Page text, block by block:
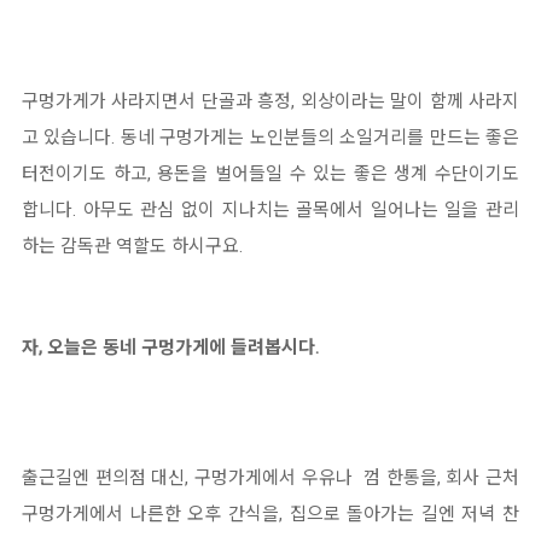
구멍가게가 사라지면서 단골과 흥정, 외상이라는 말이 함께 사라지
고 있습니다. 동네 구멍가게는 노인분들의 소일거리를 만드는 좋은
터전이기도 하고, 용돈을 벌어들일 수 있는 좋은 생계 수단이기도
합니다. 아무도 관심 없이 지나치는 골목에서 일어나는 일을 관리
하는 감독관 역할도 하시구요.
자, 오늘은 동네 구멍가게에 들려봅시다.
출근길엔 편의점 대신, 구멍가게에서 우유나 껌 한통을, 회사 근처
구멍가게에서 나른한 오후 간식을, 집으로 돌아가는 길엔 저녁 찬